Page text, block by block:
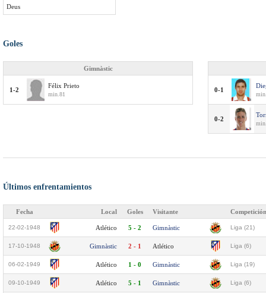
Deus
Goles
Gimnàstic
1-2
Félix Prieto
min.81
0-1
0-2
Últimos enfrentamientos
Fecha Local Goles Visitante Competición
22-02-1948 Atlético 5 - 2 Gimnàstic Liga (21)
17-10-1948 Gimnàstic 2 - 1 Atlético Liga (6)
06-02-1949 Atlético 1 - 0 Gimnàstic Liga (19)
09-10-1949 Atlético 5 - 1 Gimnàstic Liga (6)